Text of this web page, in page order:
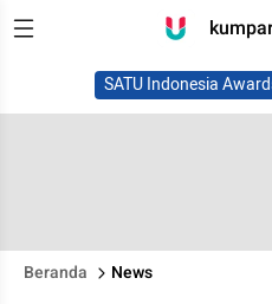
SATU Indonesia
Beranda News